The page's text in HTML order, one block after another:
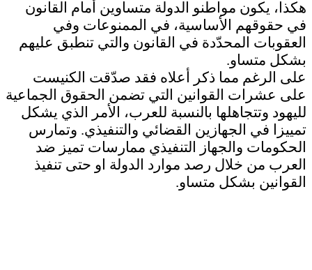
هكذا، يكون مواطنو الدولة متساوين أمام القانون
في حقوقهم الأساسية، في الممنوعات وفي
العقوبات المحدّدة في القانون والتي تنطبق عليهم
بشكل متساو.
على الرغم مما ذكر أعلاه فقد صدّقت الكنيست
على عشرات القوانين التي تضمن الحقوق الجماعية
لليهود وتتجاهلها بالنسبة للعرب، الأمر الذي يشكل
تمييزا في الجهازين القضائي والتنفيذي. وتمارس
الحكومات والجهاز التنفيذي ممارسات تميز ضد
العرب من خلال رصد موارد الدولة او حتى تنفيذ
القوانين بشكل متساو.